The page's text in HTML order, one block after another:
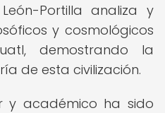
Portilla analiza y
y cosmológicos
demostrando la
de esta civilización.
y académico ha sido